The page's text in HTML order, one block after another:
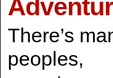
There’s
peoples,